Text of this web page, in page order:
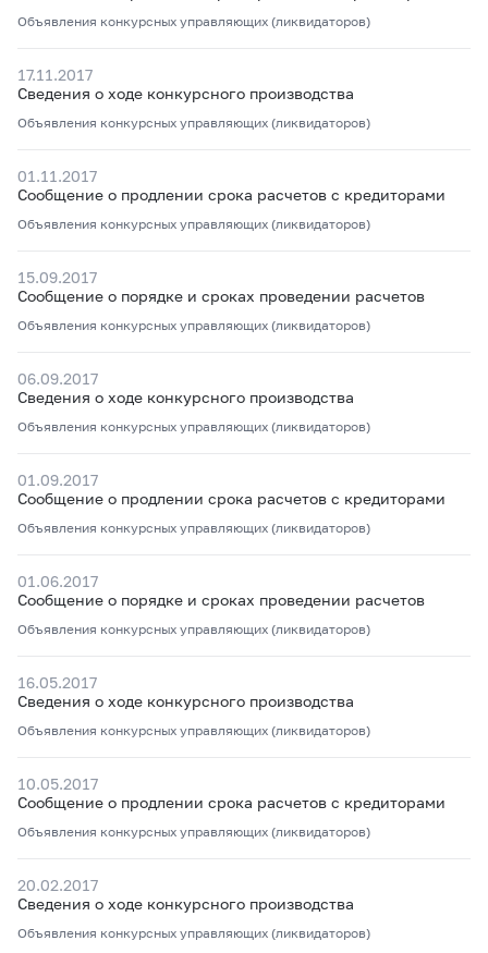
Объявления конкурсных управляющих (ликвидаторов)
17.11.2017
Сведения о ходе конкурсного производства
Объявления конкурсных управляющих (ликвидаторов)
01.11.2017
Сообщение о продлении срока расчетов с кредиторами
Объявления конкурсных управляющих (ликвидаторов)
15.09.2017
Сообщение о порядке и сроках проведении расчетов
Объявления конкурсных управляющих (ликвидаторов)
06.09.2017
Сведения о ходе конкурсного производства
Объявления конкурсных управляющих (ликвидаторов)
01.09.2017
Сообщение о продлении срока расчетов с кредиторами
Объявления конкурсных управляющих (ликвидаторов)
01.06.2017
Сообщение о порядке и сроках проведении расчетов
Объявления конкурсных управляющих (ликвидаторов)
16.05.2017
Сведения о ходе конкурсного производства
Объявления конкурсных управляющих (ликвидаторов)
10.05.2017
Сообщение о продлении срока расчетов с кредиторами
Объявления конкурсных управляющих (ликвидаторов)
20.02.2017
Сведения о ходе конкурсного производства
Объявления конкурсных управляющих (ликвидаторов)